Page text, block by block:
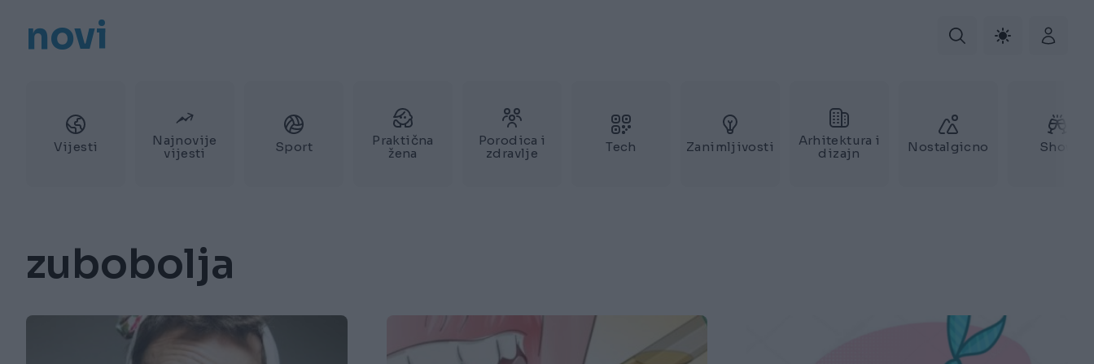
novi
Vijesti
Najnovije
vijesti
Sport
Praktična
žena
Porodica i
zdravlje
Tech Zanimljivosti
Arhitektura i
dizajn
Nostalgicno Show
zubobolja